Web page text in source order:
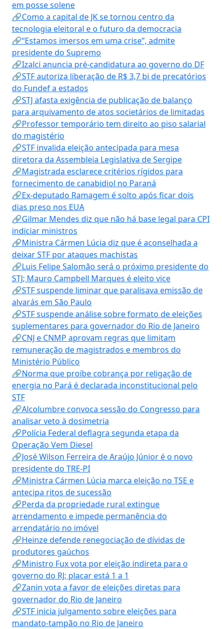
em posse solene
🔗Como a capital de JK se tornou centro da
tecnologia eleitoral e o futuro da democracia
🔗“Estamos imersos em uma crise”, admite
presidente do Supremo
🔗Izalci anuncia pré-candidatura ao governo do DF
🔗STF autoriza liberação de R$ 3,7 bi de precatórios
do Fundef a estados
🔗STJ afasta exigência de publicação de balanço
para arquivamento de atos societários de limitadas
🔗Professor temporário tem direito ao piso salarial
do magistério
🔗STF invalida eleição antecipada para mesa
diretora da Assembleia Legislativa de Sergipe
🔗Magistrada esclarece critérios rígidos para
fornecimento de canabidiol no Paraná
🔗Ex-deputado Ramagem é solto após ficar dois
dias preso nos EUA
🔗Gilmar Mendes diz que não há base legal para CPI
indiciar ministros
🔗Ministra Cármen Lúcia diz que é aconselhada a
deixar STF por ataques machistas
🔗Luis Felipe Salomão será o próximo presidente do
STJ; Mauro Campbell Marques é eleito vice
🔗STF suspende liminar que paralisava emissão de
alvarás em São Paulo
🔗STF suspende análise sobre formato de eleições
suplementares para governador do Rio de Janeiro
🔗CNJ e CNMP aprovam regras que limitam
remuneração de magistrados e membros do
Ministério Público
🔗Norma que proíbe cobrança por religação de
energia no Pará é declarada inconstitucional pelo
STF
🔗Alcolumbre convoca sessão do Congresso para
analisar veto à dosimetria
🔗Polícia Federal deflagra segunda etapa da
Operação Vem Diesel
🔗José Wilson Ferreira de Araújo Júnior é o novo
presidente do TRE-PI
🔗Ministra Cármen Lúcia marca eleição no TSE e
antecipa ritos de sucessão
🔗Perda da propriedade rural extingue
arrendamento e impede permanência do
arrendatário no imóvel
🔗Heinze defende renegociação de dívidas de
produtores gaúchos
🔗Ministro Fux vota por eleição indireta para o
governo do RJ; placar está 1 a 1
🔗Zanin vota a favor de eleições diretas para
governador do Rio de Janeiro
🔗STF inicia julgamento sobre eleições para
mandato-tampão no Rio de Janeiro